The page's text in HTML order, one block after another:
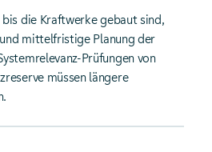
die Kraftwerke gebaut sind,
mittelfristige Planung der
Prüfungen von
müssen längere